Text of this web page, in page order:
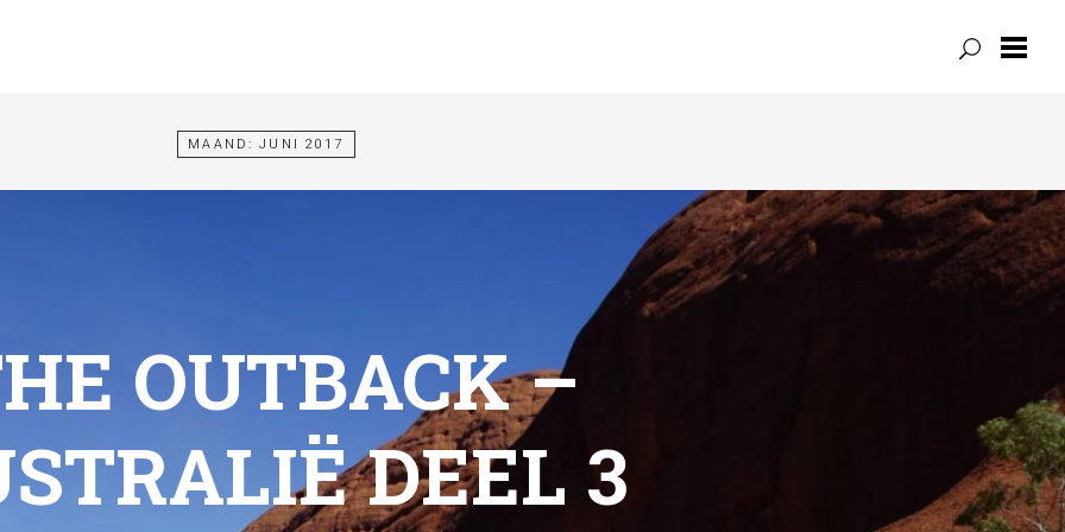
MAAND: JUNI 2017
OUTBACK –
DEEL 3